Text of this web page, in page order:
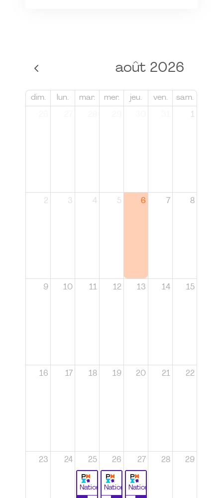
août 2026
dim. lun. mar. mer. jeu. ven. sam.
1
2 3 4 5 6 7 8
9 10 11 12 13 14 15
16 17 18 19 20 21 22
23 24 25
National
26
National
27
National
28 29